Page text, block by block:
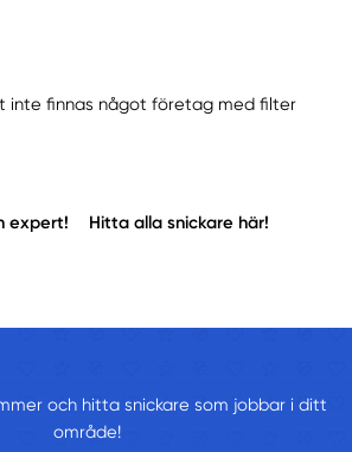
inte finnas något företag med filter
expert! Hitta alla snickare här!
och hitta snickare som jobbar i ditt
område!